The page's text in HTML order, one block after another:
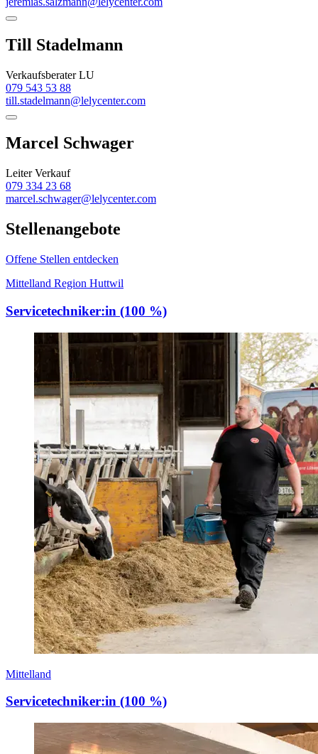
Till Stadelmann
Verkaufsberater LU
079 543 53 88
till.stadelmann@lelycenter.com
Marcel Schwager
Leiter Verkauf
079 334 23 68
marcel.schwager@lelycenter.com
Stellenangebote
Offene Stellen entdecken
Mittelland Region Huttwil
Servicetechniker:in (100 %)
Mittelland
Servicetechniker:in (100 %)